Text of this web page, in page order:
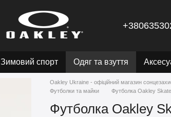
Зимовий спорт Одяг та взуття
Oakley Ukraine - офіційний магазин
Футболки та майки
Футболка Oakley
Футболка Oakley